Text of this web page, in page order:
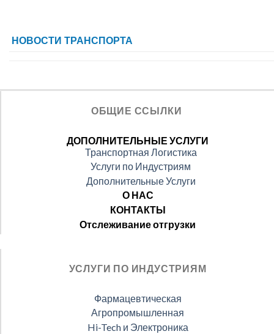
НОВОСТИ ТРАНСПОРТА
ОБЩИЕ ССЫЛКИ
ДОПОЛНИТЕЛЬНЫЕ УСЛУГИ
Транспортная Логистика
Услуги по Индустриям
Дополнительные Услуги
О НАС
КОНТАКТЫ
Отслеживание отгрузки
УСЛУГИ ПО ИНДУСТРИЯМ
Фармацевтическая
Агропромышленная
Hi-Tech и Электроника